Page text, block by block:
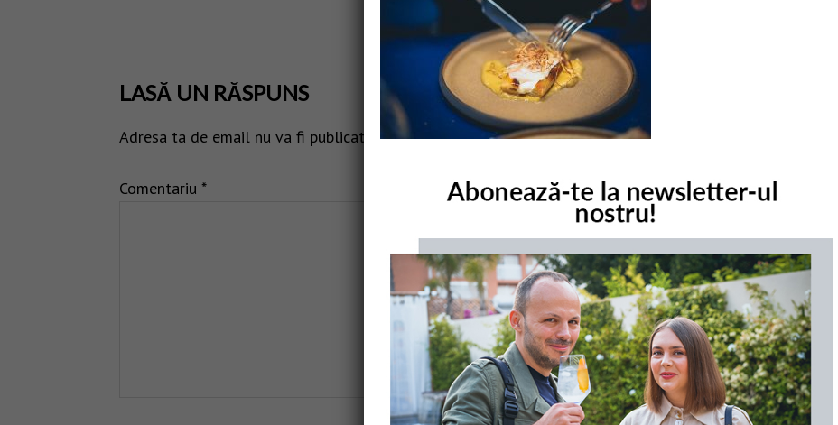
LASĂ UN RĂSPUNS
Adresa ta de email nu va fi publicată. Câmpurile obligatorii sunt marcate cu*
Comentariu *